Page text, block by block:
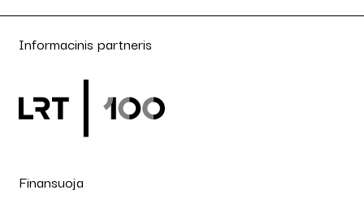
Informacinis partneris
Finansuoja